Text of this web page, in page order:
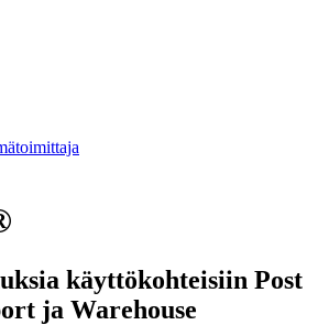
käyttökohteisiin Post
ja Warehouse